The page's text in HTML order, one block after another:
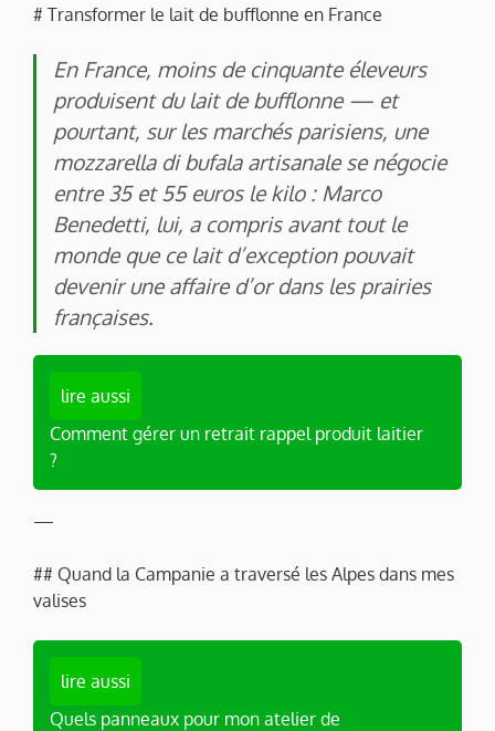
# Transformer le lait de bufflonne en France
En France, moins de cinquante éleveurs
produisent du lait de bufflonne — et
pourtant, sur les marchés parisiens, une
mozzarella di bufala artisanale se négocie
entre 35 et 55 euros le kilo : Marco
Benedetti, lui, a compris avant tout le
monde que ce lait d’exception pouvait
devenir une affaire d’or dans les prairies
françaises.
lire aussi
Comment gérer un retrait rappel produit laitier
?
—
## Quand la Campanie a traversé les Alpes dans mes
valises
lire aussi
Quels panneaux pour mon atelier de